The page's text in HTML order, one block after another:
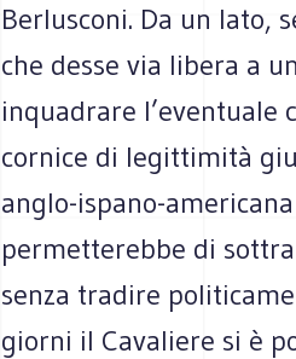
Berlusconi. Da un lato,
che desse via libera a
inquadrare
cornice di legittimità
anglo-ispano-
permetterebbe di
senza tradire
giorni il Cavaliere si è